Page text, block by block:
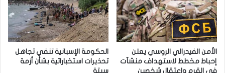
الأمن الفيدرالي الروسي يعلن
إحباط مخطط لاستهداف منشآت
في القرم واعتقال شخصين
الحكومة الإسبانية تنفي تجاهل
تحذيرات استخباراتية بشأن أزمة
سبتة